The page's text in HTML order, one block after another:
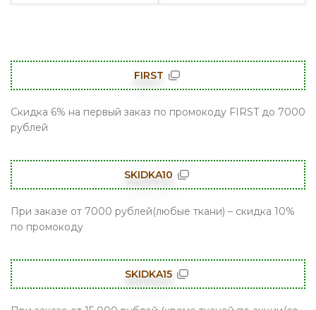
FIRST
Скидка 6% на первый заказ по промокоду FIRST до 7000
рублей
SKIDKA10
При заказе от 7000 рублей(любые ткани) – скидка 10%
по промокоду
SKIDKA15